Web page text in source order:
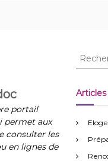
portail
permet aux
consulter les
en lignes de
R
h
e
c
h
e